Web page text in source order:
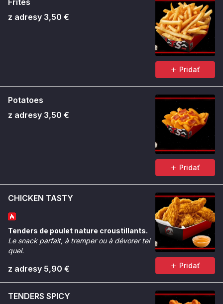
Frites
z adresy 3,50 €
Pridať
Potatoes
z adresy 3,50 €
Pridať
CHICKEN TASTY
Tenders de poulet nature croustillants.
Le snack parfait, à tremper ou à dévorer tel
quel.
z adresy 5,90 € Pridať
TENDERS SPICY